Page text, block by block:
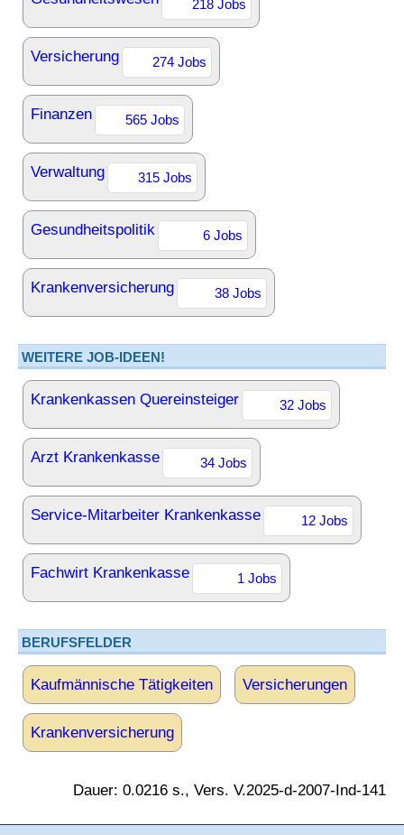
218 Jobs
Versicherung 274 Jobs
Finanzen 565 Jobs
Verwaltung 315 Jobs
Gesundheitspolitik 6 Jobs
Krankenversicherung 38 Jobs
WEITERE JOB-IDEEN!
Krankenkassen Quereinsteiger 32 Jobs
Arzt Krankenkasse 34 Jobs
Service-Mitarbeiter Krankenkasse 12 Jobs
Fachwirt Krankenkasse 1 Jobs
BERUFSFELDER
Kaufmännische Tätigkeiten Versicherungen
Krankenversicherung
Dauer: 0.0216 s., Vers. V.2025-d-2007-Ind-141